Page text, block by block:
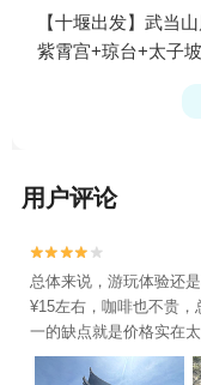
【十堰出发】武当
紫霄宫+琼台+太子
用户评论


总体来说，游玩体验还
¥15左右，咖啡也不贵
一的缺点就是价格实在太